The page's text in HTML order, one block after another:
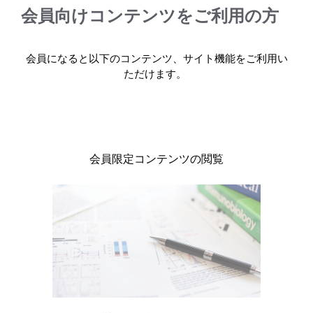
た添付文書、インタビューフォーム、薬価、患者…
会員向けコンテンツをご利用の方
会員になると以下のコンテンツ、サイト機能をご利用い
ただけます。
会員限定コンテンツの閲覧